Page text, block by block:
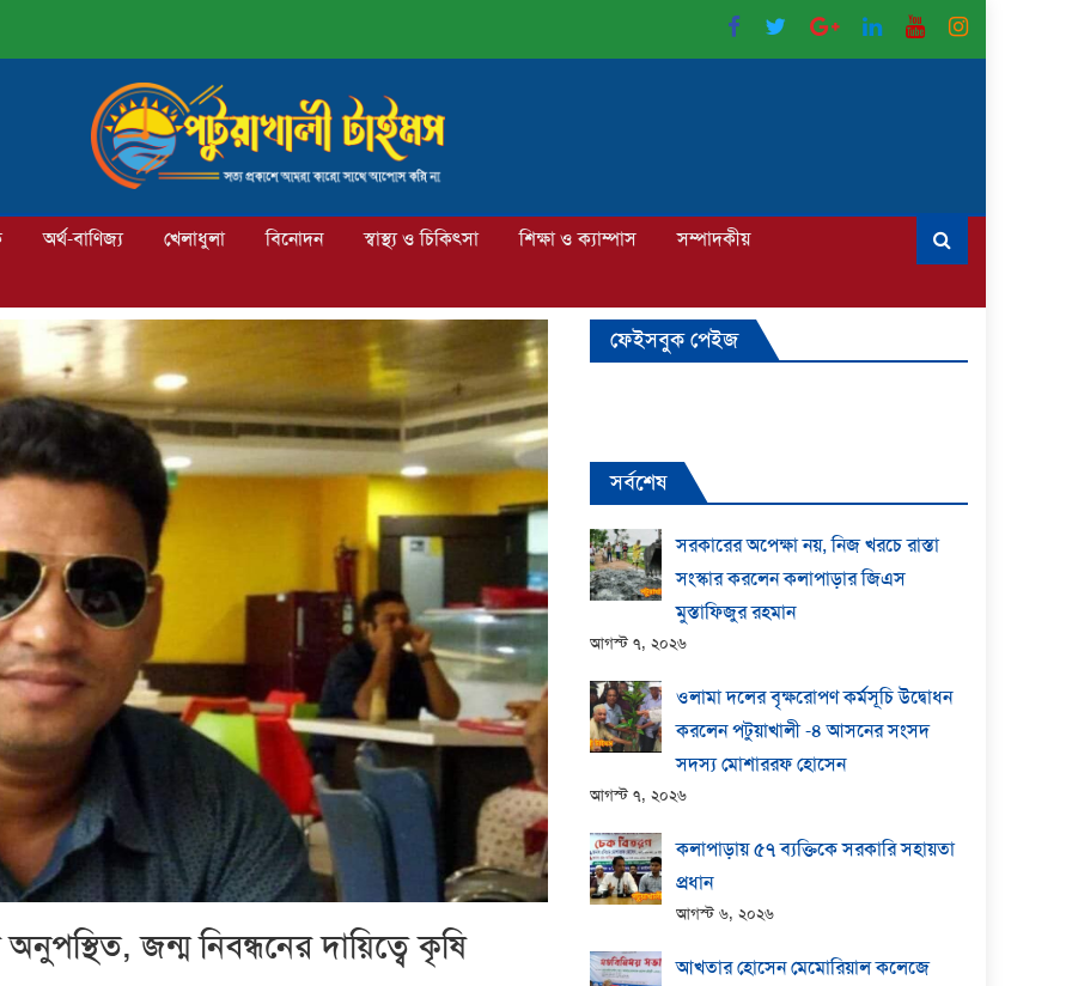
অর্থ-বাণিজ্য খেলাধুলা বিনোদন স্বাস্থ্য ও চিকিৎসা শিক্ষা ও ক্যাম্পাস
সম্পাদকীয়
অনুপস্থিত, জন্ম নিবন্ধনের দায়িত্বে কৃষি
ফেইসবুক পেইজ
সর্বশেষ
সরকারের অপেক্ষা নয়, নিজ খরচে রাস্তা
সংস্কার করলেন কলাপাড়ার জিএস
মুস্তাফিজুর রহমান
আগস্ট ৭, ২০২৬
ওলামা দলের বৃক্ষরোপণ কর্মসূচি উদ্বোধন
করলেন পটুয়াখালী -৪ আসনের সংসদ
সদস্য মোশাররফ হোসেন
আগস্ট ৭, ২০২৬
কলাপাড়ায় ​৫৭ ব্যক্তিকে সরকারি সহায়তা
প্রধান
আগস্ট ৬, ২০২৬
আখতার হোসেন মেমোরিয়াল কলেজে